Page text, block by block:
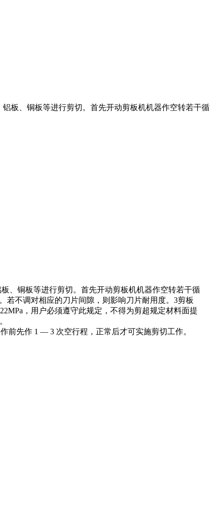
板、铜板等进行剪切。首先开动剪板机机器作空转若干循
、铜板等进行剪切。首先开动剪板机机器作空转若干循
若不调对相应的刀片间隙，则影响刀片耐用度。3剪板
，用户必须遵守此规定，不得为剪超规定材料面提
前先作 1 — 3 次空行程，正常后才可实施剪切工作。